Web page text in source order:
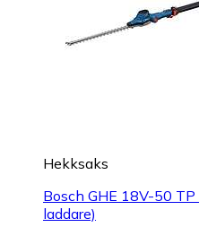
Hekksaks
Bosch GHE 18V-50
laddare)